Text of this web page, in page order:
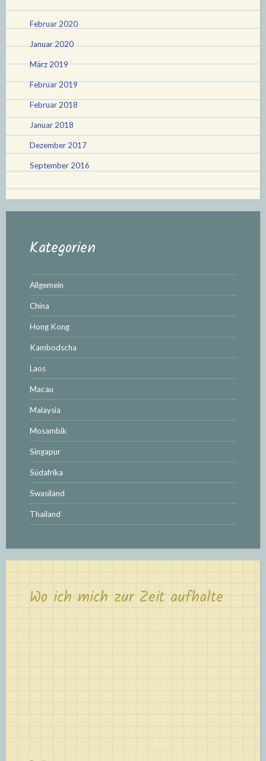
Februar 2020
Januar 2020
März 2019
Februar 2019
Februar 2018
Januar 2018
Dezember 2017
September 2016
Kategorien
Allgemein
China
Hong Kong
Kambodscha
Laos
Macau
Malaysia
Mosambik
Singapur
Südafrika
Swasiland
Thailand
Wo ich mich zur Zeit aufhalte